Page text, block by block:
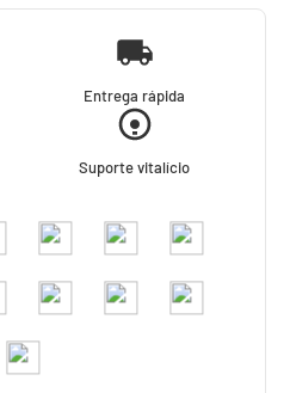
Entrega rápida
Suporte vitalício